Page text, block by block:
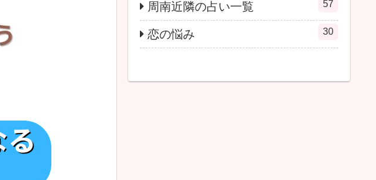
周南近隣の占い一覧 57
恋の悩み 30